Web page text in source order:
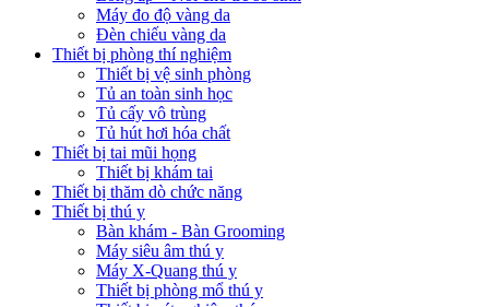
Máy đo độ vàng da
Đèn chiếu vàng da
Thiết bị phòng thí nghiệm
Thiết bị vệ sinh phòng
Tủ an toàn sinh học
Tủ cấy vô trùng
Tủ hút hơi hóa chất
Thiết bị tai mũi họng
Thiết bị khám tai
Thiết bị thăm dò chức năng
Thiết bị thú y
Bàn khám - Bàn Grooming
Máy siêu âm thú y
Máy X-Quang thú y
Thiết bị phòng mổ thú y